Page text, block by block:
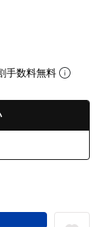
手数料無料